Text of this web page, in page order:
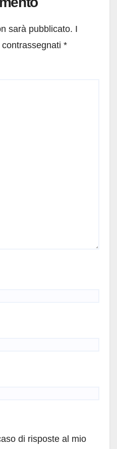
sarà pubblicato. I
*
di risposte al mio